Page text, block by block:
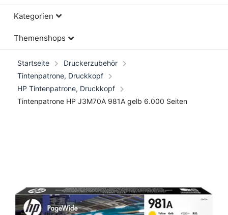
Kategorien
Themenshops
Startseite
Druckerzubehör
Tintenpatrone, Druckkopf
HP Tintenpatrone, Druckkopf
Tintenpatrone HP J3M70A 981A gelb 6.000 Seiten